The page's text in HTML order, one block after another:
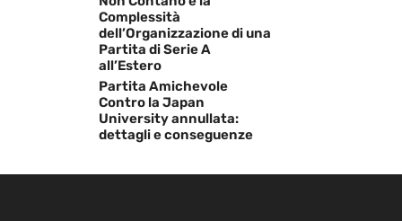
Complessità
dell’Organizzazione di una
Partita di Serie A
all’Estero
Partita Amichevole
Contro la Japan
University annullata:
dettagli e conseguenze